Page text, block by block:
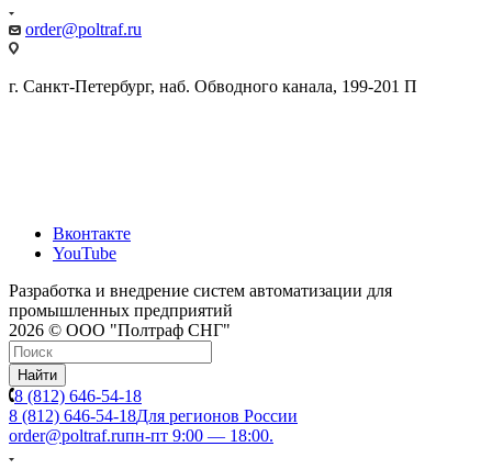
order@poltraf.ru
г. Санкт-Петербург, наб. Обводного канала, 199-201 П
Вконтакте
YouTube
Разработка и внедрение систем автоматизации для
промышленных предприятий
2026 © ООО "Полтраф СНГ"
Найти
8 (812) 646-54-18
8 (812) 646-54-18Для регионов России
order@poltraf.ruпн-пт 9:00 — 18:00.